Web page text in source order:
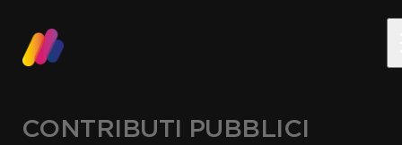
CONTRIBUTI PUBBLICI
CONTRIBUTI PUBBLICI